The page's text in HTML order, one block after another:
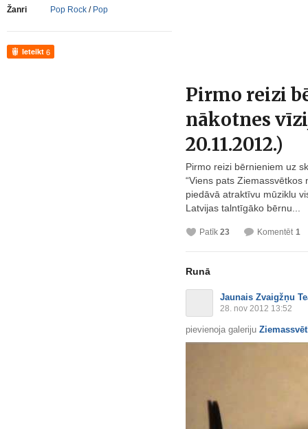
Žanri
Pop Rock / Pop
Ieteikt 6
Pirmo reizi
nākotnes
20.11.2012.)
Pirmo reizi bērnieniem uz
“Viens pats Ziemassvētkos
piedāvā atraktīvu mūziklu
Latvijas talntīgāko bērnu...
Patīk 23 Komentēt 1
Runā
Jaunais Zvaigžņu
28. nov 2012 13:52
pievienoja galeriju